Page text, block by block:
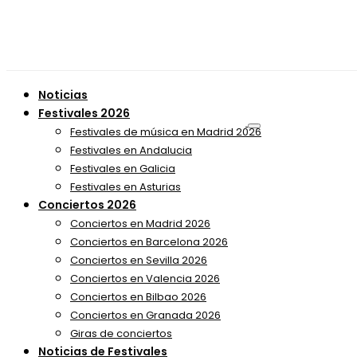
Noticias
Festivales 2026
Festivales de música en Madrid 2026
Festivales en Andalucia
Festivales en Galicia
Festivales en Asturias
Conciertos 2026
Conciertos en Madrid 2026
Conciertos en Barcelona 2026
Conciertos en Sevilla 2026
Conciertos en Valencia 2026
Conciertos en Bilbao 2026
Conciertos en Granada 2026
Giras de conciertos
Noticias de Festivales